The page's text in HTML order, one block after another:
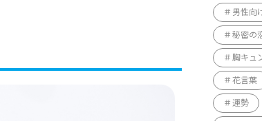
男性向
秘密の
胸キュ
花言葉
運勢